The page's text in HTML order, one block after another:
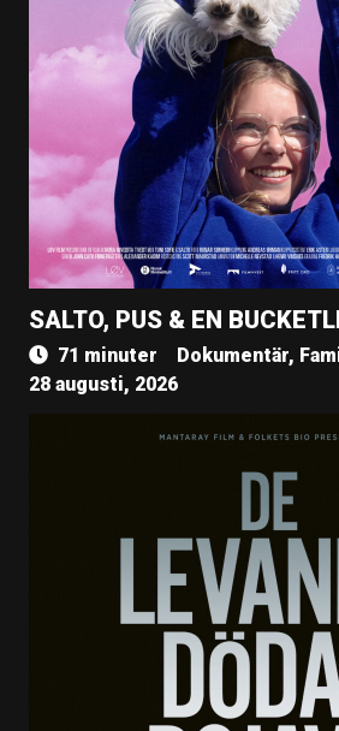
SALTO, PUS & EN
71 minuter Dokumentär,
28 augusti, 2026